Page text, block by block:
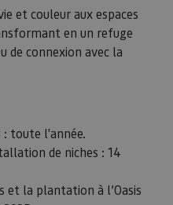
et couleur aux espaces
en un refuge
de connexion avec la
toute l'année.
de niches : 14
et la plantation à l’Oasis